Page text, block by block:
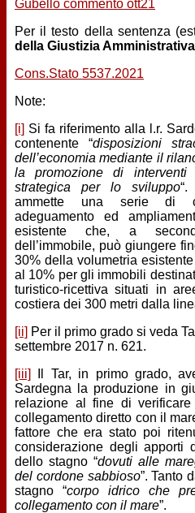
Gubello commento ott21
Per il testo della sentenza
della Giustizia Amministrativa
Cons.Stato 5537.2021
Note:
[i] Si fa riferimento alla l.r.
contenente “disposizioni
dell’economia mediante il
la promozione di
strategica per lo sviluppo“.
ammette una serie di
adeguamento ed
esistente che, a
dell’immobile, può giungere
30% della volumetria
al 10% per gli immobili
turistico-ricettiva situati in
costiera dei 300 metri dalla
[ii] Per il primo grado si veda
settembre 2017 n. 621.
[iii]
Il Tar, in primo grado,
Sardegna la produzione in
relazione al fine di
collegamento diretto con il
fattore che era stato poi
considerazione degli apporti
dello stagno “dovuti alle
del cordone sabbioso”. Tanto
stagno “corpo idrico che
collegamento con il mare”.